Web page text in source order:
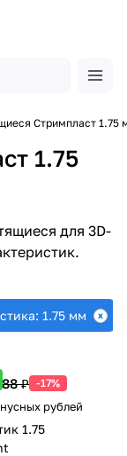
Стримпласт 1.75
1.75
для 3D-
1.75 мм
₽ -17%
рублей
1.75